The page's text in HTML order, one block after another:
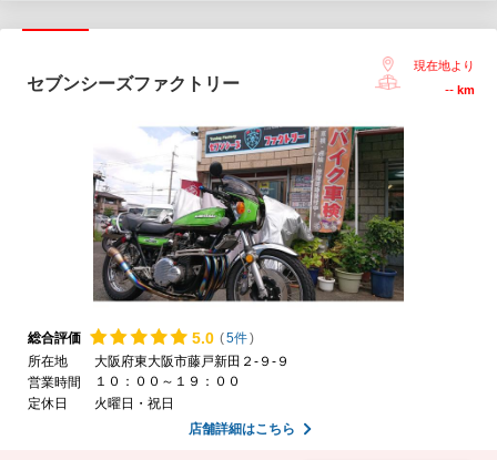
セブンシーズファクトリー
現在地より
-- km
総合評価 5.0 (5件)
所在地
大阪府東大阪市藤戸新田２-９-９
営業時間
１０：００～１９：００
定休日
火曜日・祝日
店舗詳細はこちら